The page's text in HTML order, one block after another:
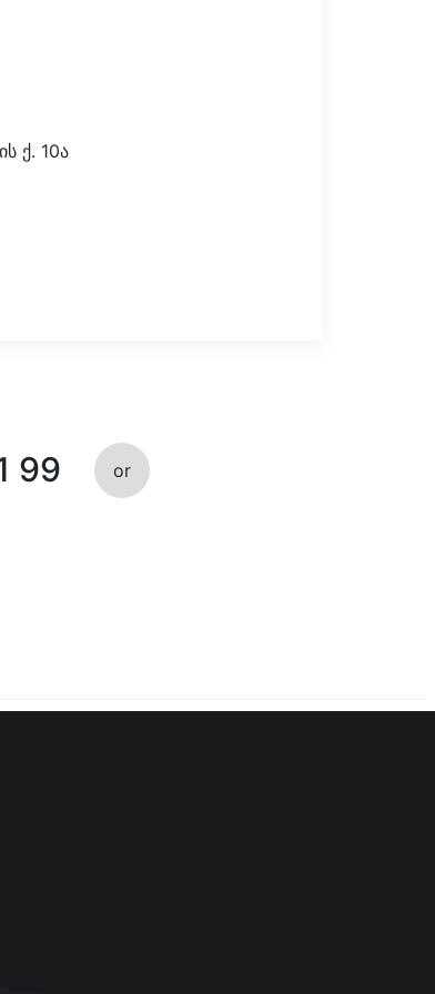
ქ. 10ა
99 or